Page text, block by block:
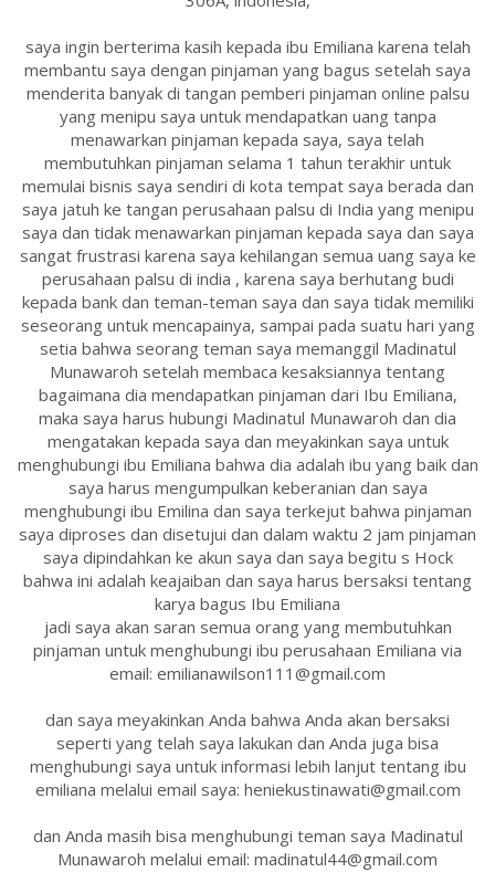
saya ingin berterima kasih kepada ibu Emiliana karena telah
membantu saya dengan pinjaman yang bagus setelah saya
menderita banyak di tangan pemberi pinjaman online palsu
yang menipu saya untuk mendapatkan uang tanpa
menawarkan pinjaman kepada saya, saya telah
membutuhkan pinjaman selama 1 tahun terakhir untuk
memulai bisnis saya sendiri di kota tempat saya berada dan
saya jatuh ke tangan perusahaan palsu di India yang menipu
saya dan tidak menawarkan pinjaman kepada saya dan saya
sangat frustrasi karena saya kehilangan semua uang saya ke
perusahaan palsu di india , karena saya berhutang budi
kepada bank dan teman-teman saya dan saya tidak memiliki
seseorang untuk mencapainya, sampai pada suatu hari yang
setia bahwa seorang teman saya memanggil Madinatul
Munawaroh setelah membaca kesaksiannya tentang
bagaimana dia mendapatkan pinjaman dari Ibu Emiliana,
maka saya harus hubungi Madinatul Munawaroh dan dia
mengatakan kepada saya dan meyakinkan saya untuk
menghubungi ibu Emiliana bahwa dia adalah ibu yang baik dan
saya harus mengumpulkan keberanian dan saya
menghubungi ibu Emilina dan saya terkejut bahwa pinjaman
saya diproses dan disetujui dan dalam waktu 2 jam pinjaman
saya dipindahkan ke akun saya dan saya begitu s Hock
bahwa ini adalah keajaiban dan saya harus bersaksi tentang
karya bagus Ibu Emiliana
jadi saya akan saran semua orang yang membutuhkan
pinjaman untuk menghubungi ibu perusahaan Emiliana via
email: emilianawilson111@gmail.com
dan saya meyakinkan Anda bahwa Anda akan bersaksi
seperti yang telah saya lakukan dan Anda juga bisa
menghubungi saya untuk informasi lebih lanjut tentang ibu
emiliana melalui email saya: heniekustinawati@gmail.com
dan Anda masih bisa menghubungi teman saya Madinatul
Munawaroh melalui email: madinatul44@gmail.com